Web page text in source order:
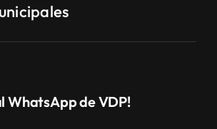
WhatsApp de VDP!